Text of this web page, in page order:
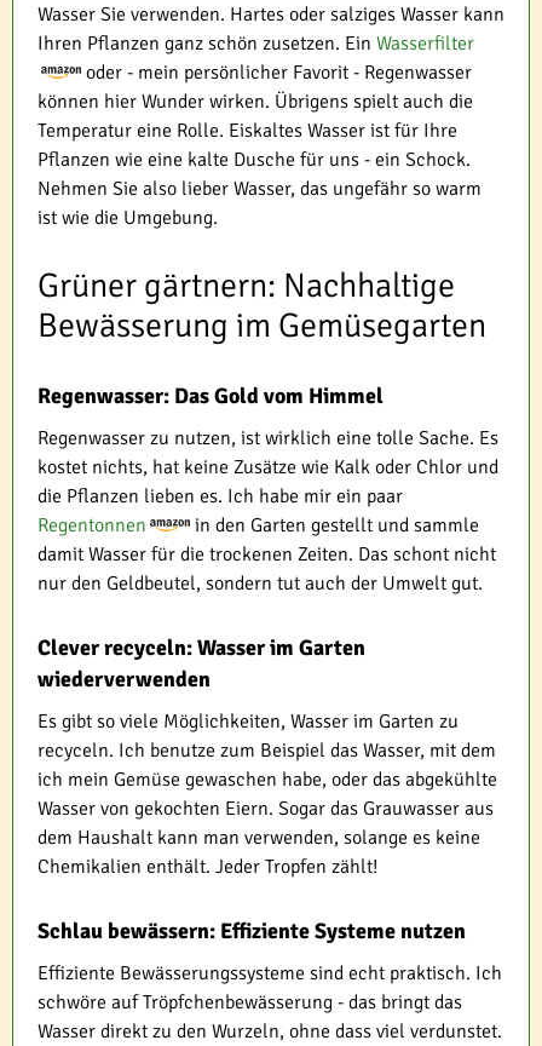
Wasser Sie verwenden. Hartes oder salziges Wasser kann
Ihren Pflanzen ganz schön zusetzen. Ein Wasserfilter
oder - mein persönlicher Favorit - Regenwasser
können hier Wunder wirken. Übrigens spielt auch die
Temperatur eine Rolle. Eiskaltes Wasser ist für Ihre
Pflanzen wie eine kalte Dusche für uns - ein Schock.
Nehmen Sie also lieber Wasser, das ungefähr so warm
ist wie die Umgebung.
Grüner gärtnern: Nachhaltige
Bewässerung im Gemüsegarten
Regenwasser: Das Gold vom Himmel
Regenwasser zu nutzen, ist wirklich eine tolle Sache. Es
kostet nichts, hat keine Zusätze wie Kalk oder Chlor und
die Pflanzen lieben es. Ich habe mir ein paar
Regentonnen
in den Garten gestellt und sammle
damit Wasser für die trockenen Zeiten. Das schont nicht
nur den Geldbeutel, sondern tut auch der Umwelt gut.
Clever recyceln: Wasser im Garten
wiederverwenden
Es gibt so viele Möglichkeiten, Wasser im Garten zu
recyceln. Ich benutze zum Beispiel das Wasser, mit dem
ich mein Gemüse gewaschen habe, oder das abgekühlte
Wasser von gekochten Eiern. Sogar das Grauwasser aus
dem Haushalt kann man verwenden, solange es keine
Chemikalien enthält. Jeder Tropfen zählt!
Schlau bewässern: Effiziente Systeme nutzen
Effiziente Bewässerungssysteme sind echt praktisch. Ich
schwöre auf Tröpfchenbewässerung - das bringt das
Wasser direkt zu den Wurzeln, ohne dass viel verdunstet.